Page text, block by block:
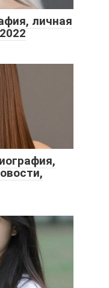
личная